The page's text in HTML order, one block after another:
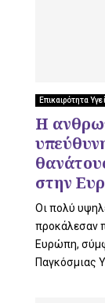
Επικαιρότητα
Η
στην
Οι πολύ
προκάλεσαν
Ευρώπη,
Παγκόσμιας